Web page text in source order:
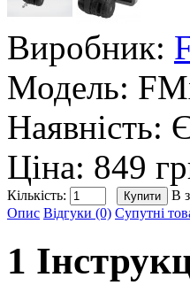
Виробник:
Модель:
Наявність:
Ціна: 849
Кількість:
В
Опис Відгуки (0) Супутні
1